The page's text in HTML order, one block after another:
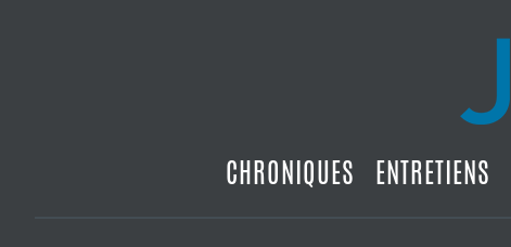
CHRONIQUES ENTRETIENS